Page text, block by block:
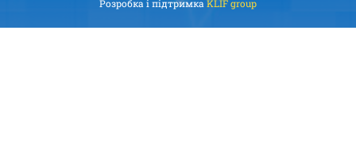
Розробка і підтримкаKLIF group